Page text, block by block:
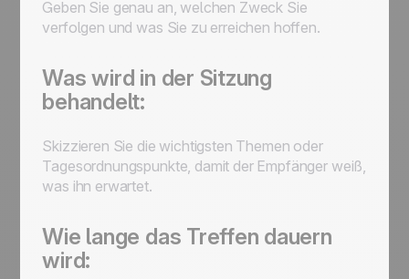
Geben Sie genau an, welchen Zweck Sie
verfolgen und was Sie zu erreichen hoffen.
Was wird in der Sitzung
behandelt:
Skizzieren Sie die wichtigsten Themen oder
Tagesordnungspunkte, damit der Empfänger weiß,
was ihn erwartet.
Wie lange das Treffen dauern
wird: